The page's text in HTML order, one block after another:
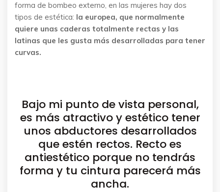
forma de bombeo externo, en las mujeres hay dos
tipos de estética: la europea, que normalmente
quiere unas caderas totalmente rectas y las
latinas que les gusta más desarrolladas para tener
curvas.
Bajo mi punto de vista personal,
es más atractivo y estético tener
unos abductores desarrollados
que estén rectos. Recto es
antiestético porque no tendrás
forma y tu cintura parecerá más
ancha.